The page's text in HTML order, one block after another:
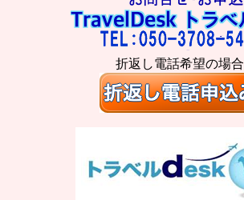
折返し電話希望の場合